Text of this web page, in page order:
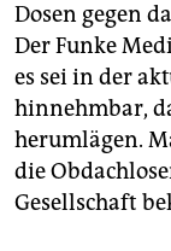
Dosen gegen
Der Funke
es sei in der
hinnehmbar,
herumlägen.
die
Gesellschaft